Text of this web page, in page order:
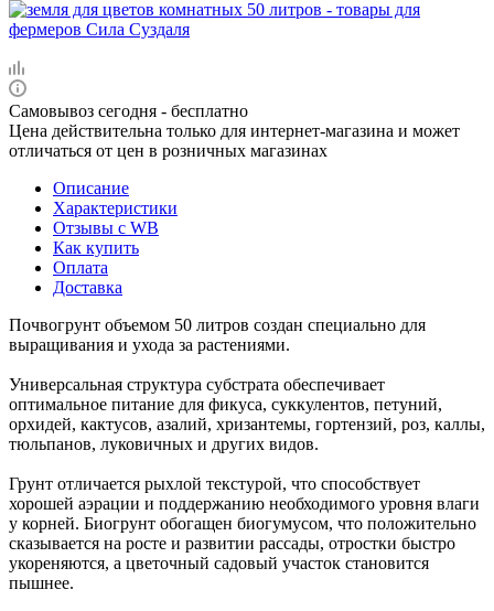
Самовывоз сегодня - бесплатно
Цена действительна только для интернет-магазина и может
отличаться от цен в розничных магазинах
Описание
Характеристики
Отзывы c WB
Как купить
Оплата
Доставка
Почвогрунт объемом 50 литров создан специально для
выращивания и ухода за растениями.
Универсальная структура субстрата обеспечивает
оптимальное питание для фикуса, суккулентов, петуний,
орхидей, кактусов, азалий, хризантемы, гортензий, роз, каллы,
тюльпанов, луковичных и других видов.
Грунт отличается рыхлой текстурой, что способствует
хорошей аэрации и поддержанию необходимого уровня влаги
у корней. Биогрунт обогащен биогумусом, что положительно
сказывается на росте и развитии рассады, отростки быстро
укореняются, а цветочный садовый участок становится
пышнее.